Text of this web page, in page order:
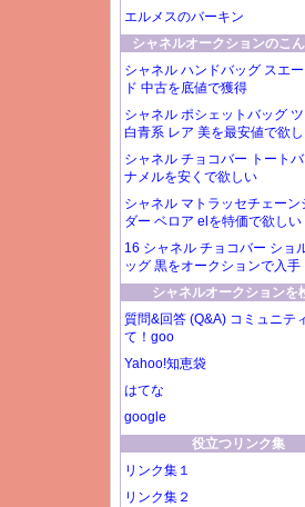
エルメスのバーキン
シャネルオークションのこ
シャネル ハンドバッグ スエ
ド 中古を底値で獲得
シャネル ポシェットバッグ
白青系 レア 美を最安値で欲
シャネル チョコバー トート
ナメルを安くで欲しい
シャネル マトラッセチェーン
ダー ベロア elを特価で欲しい
16 シャネル チョコバー ショ
ッグ 黒をオークションで入手
シャネルオークションを
質問&回答 (Q&A) コミュニテ
て！goo
Yahoo!知恵袋
はてな
google
役立つリンク集
リンク集１
リンク集２